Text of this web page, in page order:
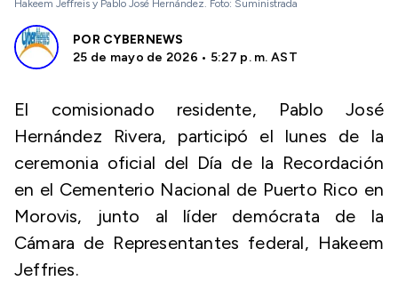
Hakeem Jeffreis y Pablo José Hernández. Foto: Suministrada
POR CYBERNEWS
25 de mayo de 2026 • 5:27 p. m. AST
El comisionado residente, Pablo José
Hernández Rivera, participó el lunes de la
ceremonia oficial del Día de la Recordación
en el Cementerio Nacional de Puerto Rico en
Morovis, junto al líder demócrata de la
Cámara de Representantes federal, Hakeem
Jeffries.